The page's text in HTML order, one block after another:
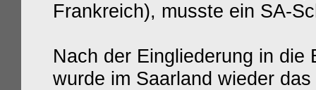
Frankreich), musste ein SA-
Nach der Eingliederung in die
wurde im Saarland wieder das